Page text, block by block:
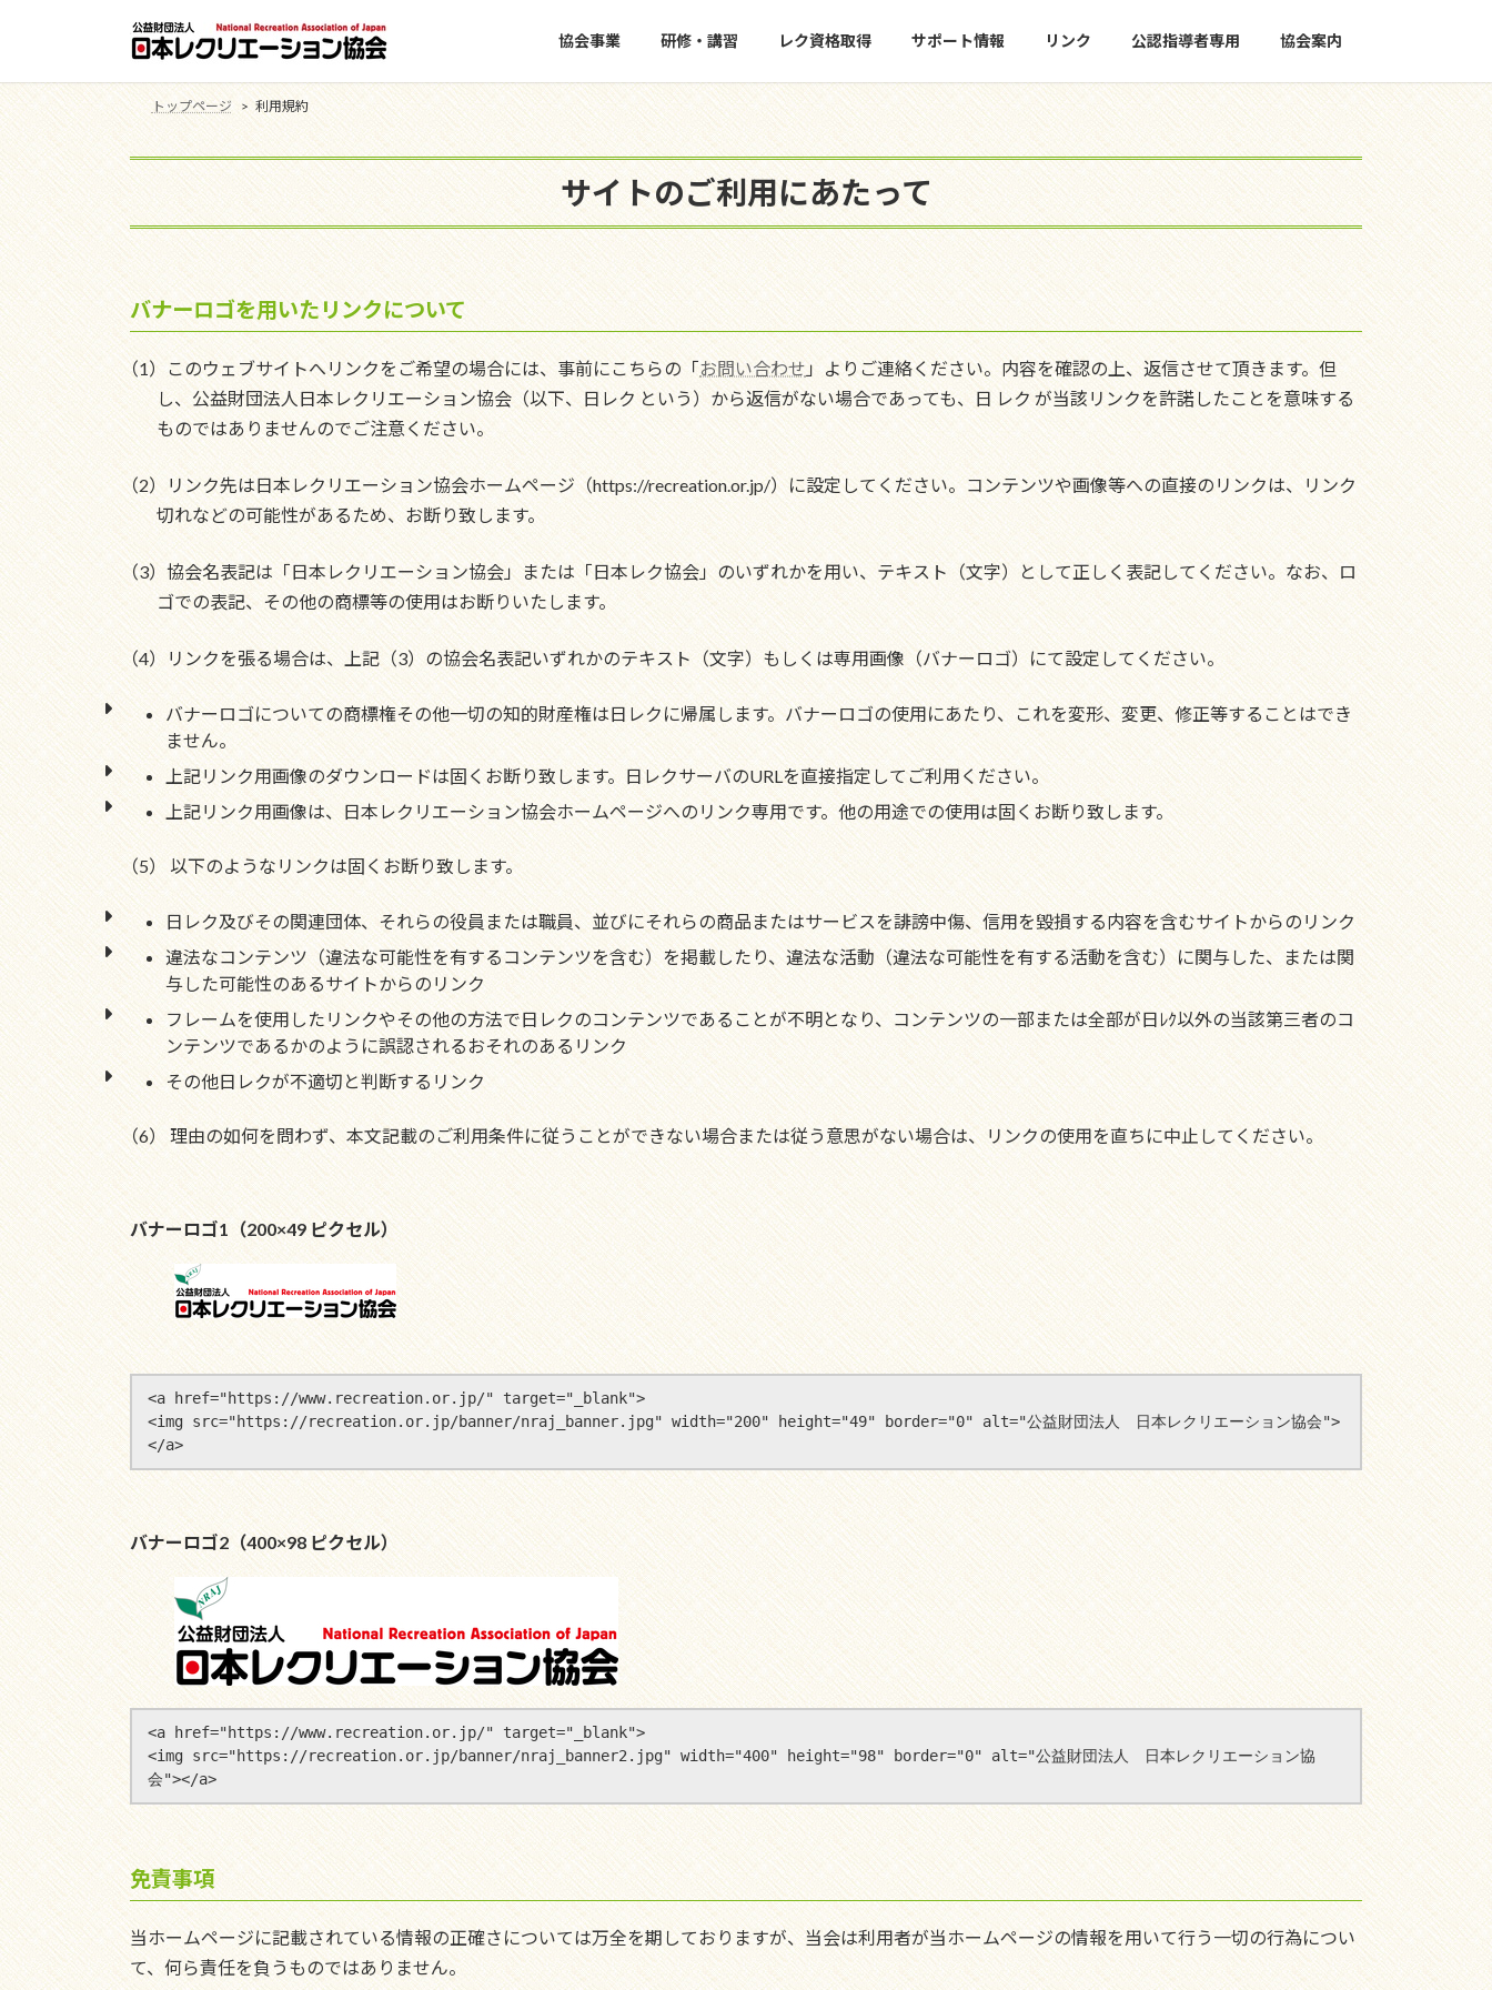
ツ
ス
キ
ッ
プ
シ
ン
に
移
動
協会事業 研修・講習 レク資格取得 サポート情報 リンク 公認指導者専用 協会案内
トップページ 利用規約
サイトのご利用にあたって
バナーロゴを用いたリンクについて
（1）このウェブサイトへリンクをご希望の場合には、事前にこちらの「お問い合わせ」よりご連絡ください。内容を確認の上、返信させて頂きます。但
し、公益財団法人日本レクリエーション協会（以下、日レク という）から返信がない場合であっても、日 レク が当該リンクを許諾したことを意味する
ものではありませんのでご注意ください。
（2）リンク先は日本レクリエーション協会ホームページ（https://recreation.or.jp/）に設定してください。コンテンツや画像等への直接のリンクは、リンク
切れなどの可能性があるため、お断り致します。
（3）協会名表記は「日本レクリエーション協会」または「日本レク協会」のいずれかを用い、テキスト（文字）として正しく表記してください。なお、ロ
ゴでの表記、その他の商標等の使用はお断りいたします。
（4）リンクを張る場合は、上記（3）の協会名表記いずれかのテキスト（文字）もしくは専用画像（バナーロゴ）にて設定してください。
バナーロゴについての商標権その他一切の知的財産権は日レクに帰属します。バナーロゴの使用にあたり、これを変形、変更、修正等することはでき
ません。
上記リンク用画像のダウンロードは固くお断り致します。日レクサーバのURLを直接指定してご利用ください。
上記リンク用画像は、日本レクリエーション協会ホームページへのリンク専用です。他の用途での使用は固くお断り致します。
（5） 以下のようなリンクは固くお断り致します。
日レク及びその関連団体、それらの役員または職員、並びにそれらの商品またはサービスを誹謗中傷、信用を毀損する内容を含むサイトからのリンク
違法なコンテンツ（違法な可能性を有するコンテンツを含む）を掲載したり、違法な活動（違法な可能性を有する活動を含む）に関与した、または関
与した可能性のあるサイトからのリンク
フレームを使用したリンクやその他の方法で日レクのコンテンツであることが不明となり、コンテンツの一部または全部が日ﾚｸ以外の当該第三者のコ
ンテンツであるかのように誤認されるおそれのあるリンク
その他日レクが不適切と判断するリンク
（6） 理由の如何を問わず、本文記載のご利用条件に従うことができない場合または従う意思がない場合は、リンクの使用を直ちに中止してください。
バナーロゴ1（200×49 ピクセル）
<a href="https://www.recreation.or.jp/" target="_blank">
<img src="https://recreation.or.jp/banner/nraj_banner.jpg" width="200" height="49" border="0" alt="公益財団法人　日本レクリエーション協会">
</a>
バナーロゴ2（400×98 ピクセル）
<a href="https://www.recreation.or.jp/" target="_blank">
<img src="https://recreation.or.jp/banner/nraj_banner2.jpg" width="400" height="98" border="0" alt="公益財団法人　日本レクリエーション協
免責事項
当ホームページに記載されている情報の正確さについては万全を期しておりますが、当会は利用者が当ホームページの情報を用いて行う一切の行為につい
て、何ら責任を負うものではありません。